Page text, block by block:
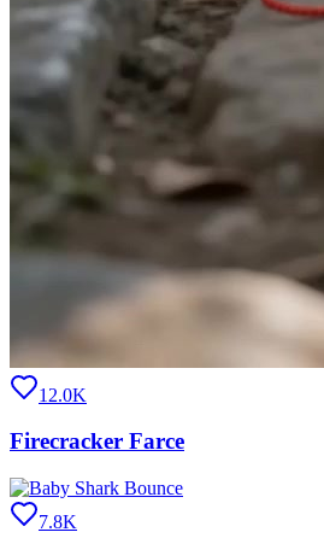
12.0K
Firecracker Farce
7.8K